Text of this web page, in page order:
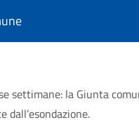
settimane: la Giunta